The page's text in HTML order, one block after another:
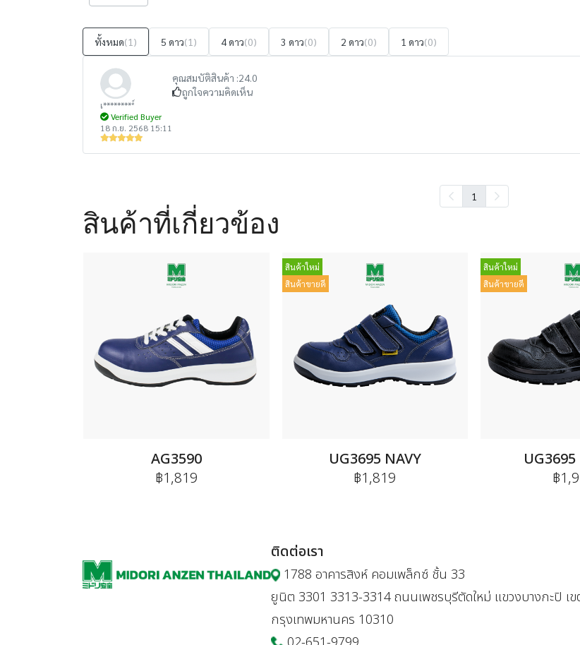
ทั้งหมด(1) 5 ดาว(1) 4 ดาว(0) 3 ดาว(0) 2 ดาว(0) 1 ดาว(0)
เ*********์
Verified Buyer
18 ก.ย. 2568 15:11
คุณสมบัติสินค้า :24.0
ถูกใจความคิดเห็น
1
สินค้าที่เกี่ยวข้อง
AG3590
฿1,819
สินค้าใหม่
สินค้าขายดี
UG3695 NAVY
฿1,819
สินค้าใหม่
สินค้าขายดี
฿
ติดต่อเรา
1788 อาคารสิงห์ คอมเพล็กซ์ ชั้น 33
ยูนิต 3301 3313-3314 ถนนเพชรบุรีตัดใหม่ แขวงบางกะปิ เข
กรุงเทพมหานคร 10310